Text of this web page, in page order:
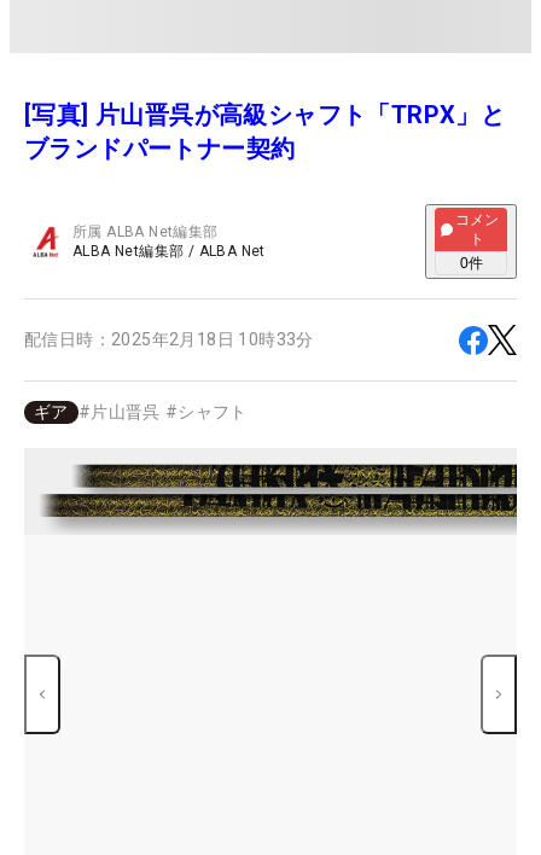
[写真] 片山晋呉が高級シャフト「TRPX」と
ブランドパートナー契約
所属ALBA Net編集部
ALBA Net編集部 / ALBA Net
コメン
ト
0件
配信日時： 2025年2月18日 10時33分
ギア # 片山晋呉 #シャフト